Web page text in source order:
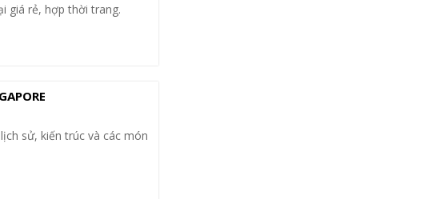
giá rẻ, hợp thời trang.
sử, kiến trúc và các món